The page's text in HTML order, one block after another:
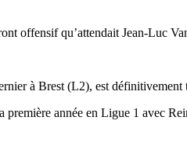
offensif qu’attendait Jean-Luc
à Brest (L2), est
année en Ligue 1 avec